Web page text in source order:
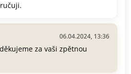
06.04.2024, 13:36
za vaši zpětnou